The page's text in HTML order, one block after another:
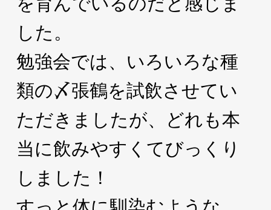
した。
勉強会では、いろいろな種
類の〆張鶴を試飲させてい
ただきましたが、どれも本
当に飲みやすくてびっくり
しました！